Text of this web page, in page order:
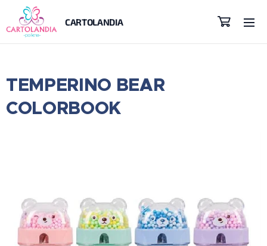
CARTOLANDIA
TEMPERINO BEAR
COLORBOOK